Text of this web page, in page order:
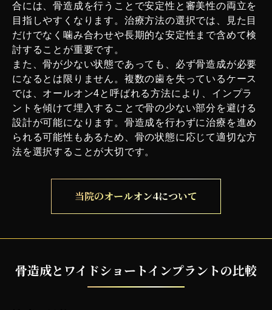
合には、骨造成を行うことで安定性と審美性の両立を
目指しやすくなります。治療方法の選択では、見た目
だけでなく噛み合わせや長期的な安定性まで含めて検
討することが重要です。
また、骨が少ない状態であっても、必ず骨造成が必要
になるとは限りません。複数の歯を失っているケース
では、オールオン4と呼ばれる方法により、インプラ
ントを傾けて埋入することで骨の少ない部分を避ける
設計が可能になります。骨造成を行わずに治療を進め
られる可能性もあるため、骨の状態に応じて適切な方
法を選択することが大切です。
当院のオールオン4について
骨造成とワイドショートインプラントの比較